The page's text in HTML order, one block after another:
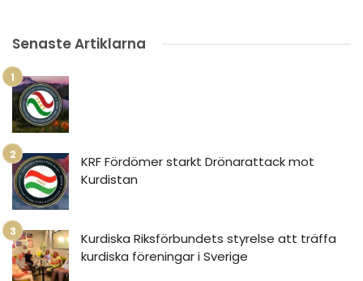
Senaste Artiklarna
KRF Fördömer starkt Drönarattack mot
Kurdistan
Kurdiska Riksförbundets styrelse att träffa
kurdiska föreningar i Sverige